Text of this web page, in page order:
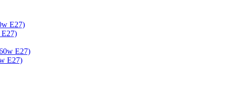
E27)